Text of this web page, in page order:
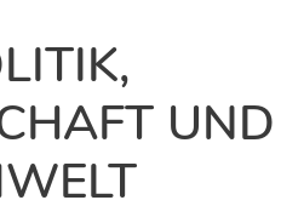
UND